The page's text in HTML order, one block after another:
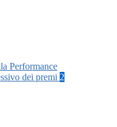
Performance
dei premi 2